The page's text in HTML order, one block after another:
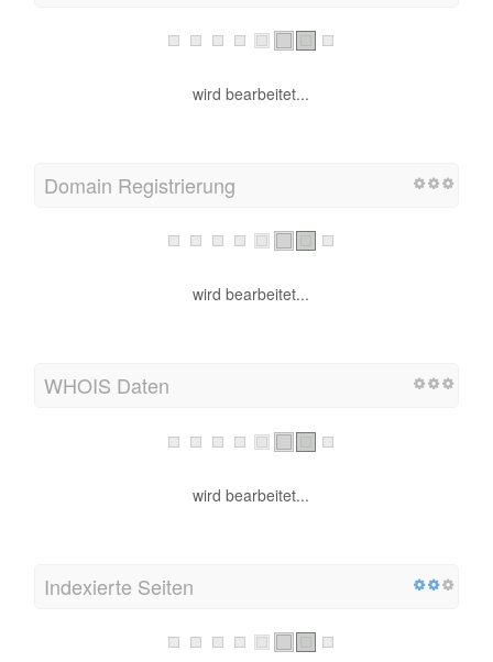
wird bearbeitet...
Domain Registrierung
wird bearbeitet...
WHOIS Daten
wird bearbeitet...
Indexierte Seiten